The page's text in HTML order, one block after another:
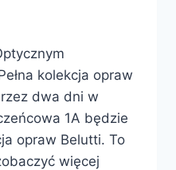
kolekcja opraw
dwa dni w
1A będzie
opraw Belutti. To
więcej